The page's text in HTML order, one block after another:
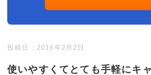
投稿日：2016年2月2日
使いやすくてとても手軽にキ